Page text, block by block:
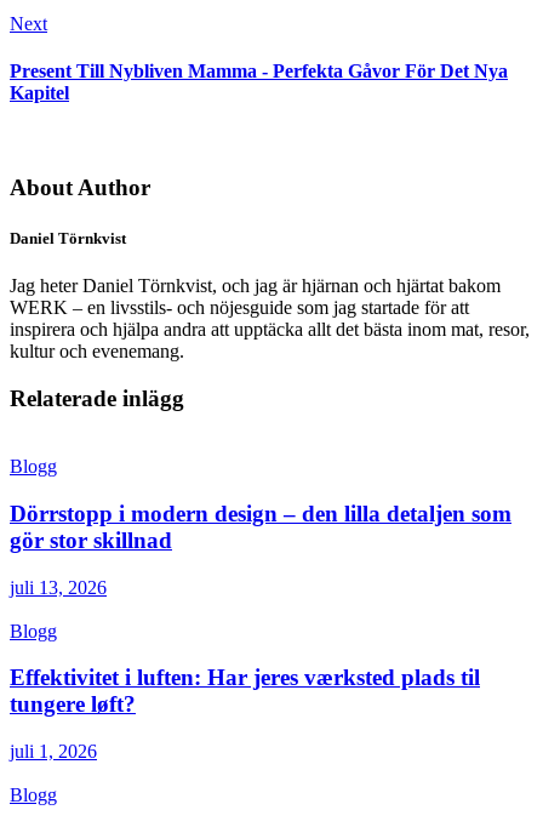
Next
Present Till Nybliven Mamma - Perfekta Gåvor För Det Nya
Kapitel
About Author
Daniel Törnkvist
Jag heter Daniel Törnkvist, och jag är hjärnan och hjärtat bakom
WERK – en livsstils- och nöjesguide som jag startade för att
inspirera och hjälpa andra att upptäcka allt det bästa inom mat, resor,
kultur och evenemang.
Relaterade inlägg
Blogg
Dörrstopp i modern design – den lilla detaljen som
gör stor skillnad
juli 13, 2026
Blogg
Effektivitet i luften: Har jeres værksted plads til
tungere løft?
juli 1, 2026
Blogg